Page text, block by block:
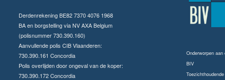
Derdenrekening BE82 7370 4076 1968
BA en borgstelling via NV AXA Belgium
(polisnummer 730.390.160)
Aanvullende polis CIB Vlaanderen:
730.390.161 Concordia
Polis overlijden door ongeval van de koper:
730.390.172 Concordia
Onderworpen
BIV